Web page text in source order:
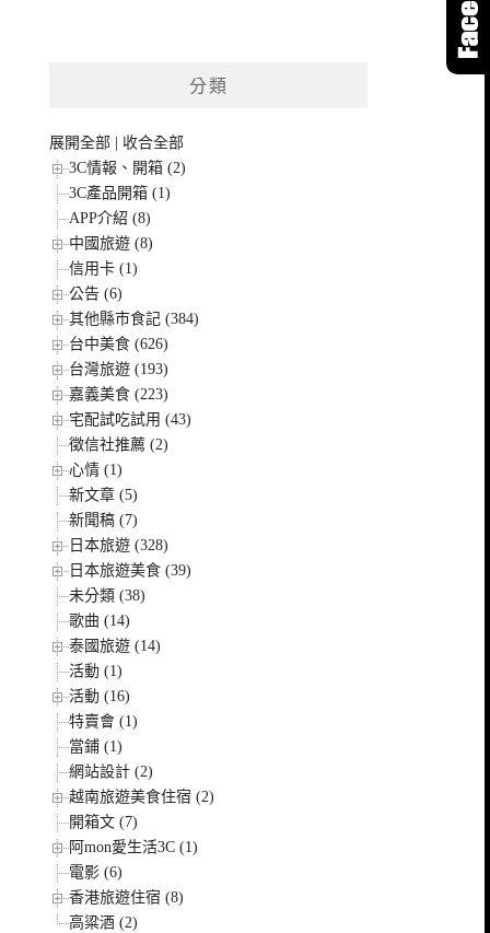
分類
展開全部
收合全部
3C情報、開箱 (2)
3C產品開箱 (1)
APP介紹 (8)
中國旅遊 (8)
信用卡 (1)
公告 (6)
其他縣市食記 (384)
台中美食 (626)
台灣旅遊 (193)
嘉義美食 (223)
宅配試吃試用 (43)
徵信社推薦 (2)
心情 (1)
新文章 (5)
新聞稿 (7)
日本旅遊 (328)
日本旅遊美食 (39)
未分類 (38)
歌曲 (14)
泰國旅遊 (14)
活動 (1)
活動 (16)
特賣會 (1)
當鋪 (1)
網站設計 (2)
越南旅遊美食住宿 (2)
開箱文 (7)
阿mon愛生活3C (1)
電影 (6)
香港旅遊住宿 (8)
高粱酒 (2)